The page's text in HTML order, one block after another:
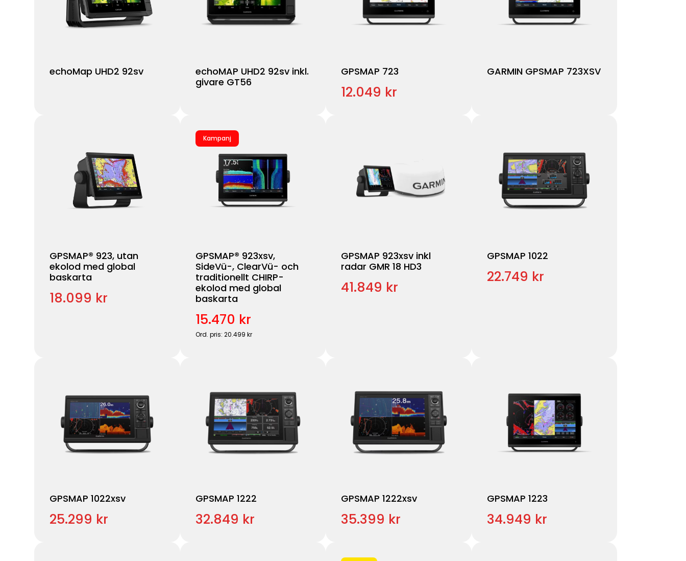
echoMap UHD2 92sv
echoMAP UHD2 92sv inkl.
givare GT56
GPSMAP 723
12.049 kr
GARMIN GPSMAP 723XSV
GPSMAP® 923, utan
ekolod med global
baskarta
18.099 kr
Kampanj
GPSMAP® 923xsv,
SideVü-, ClearVü- och
traditionellt CHIRP-
ekolod med global
baskarta
15.470 kr
Ord. pris: 20.499 kr
GPSMAP 923xsv inkl
radar GMR 18 HD3
41.849 kr
GPSMAP 1022
22.749 kr
GPSMAP 1022xsv
25.299 kr
GPSMAP 1222
32.849 kr
GPSMAP 1222xsv
35.399 kr
GPSMAP 1223
34.949 kr